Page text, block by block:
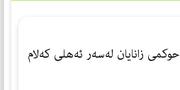
حوكمی زانایان لەسەر ئەهلی كەلام